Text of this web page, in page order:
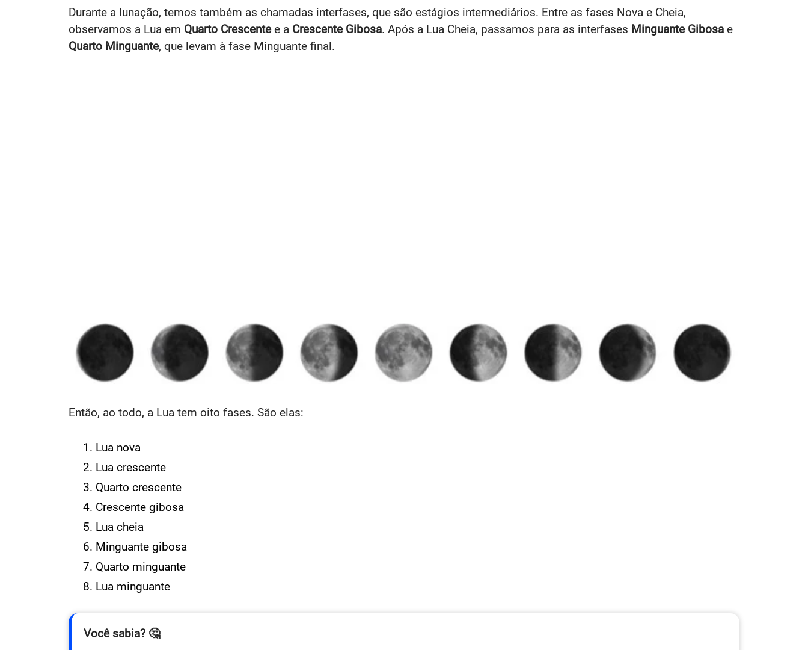
Durante a lunação, temos também as chamadas interfases, que são estágios intermediários. Entre as fases Nova e Cheia,
observamos a Lua em Quarto Crescentee a Crescente Gibosa. Após a Lua Cheia, passamos para as interfases Minguante Gibosa e
Quarto Minguante, que levam à fase Minguante final.
Então, ao todo, a Lua tem oito fases. São elas:
Lua nova
Lua crescente
Quarto crescente
Crescente gibosa
Lua cheia
Minguante gibosa
Quarto minguante
Lua minguante
Você sabia? 🤔